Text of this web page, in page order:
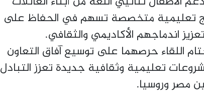
تعليمية متخصصة تسهم في الحفاظ على
اندماجهم الأكاديمي والثقافي.
اللقاء حرصهما على توسيع آفاق التعاون
تعليمية وثقافية جديدة تعزز التبادل
مصر وروسيا.